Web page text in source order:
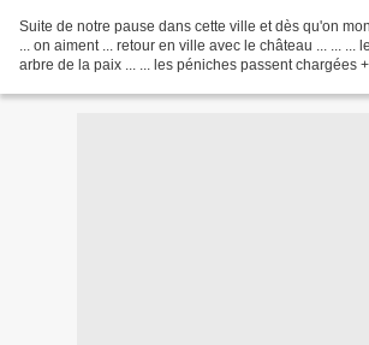
Suite de notre pause dans cette ville et dès qu'on
... on aiment ... retour en ville avec le château ... ... ...
arbre de la paix ... ... les péniches passent chargées